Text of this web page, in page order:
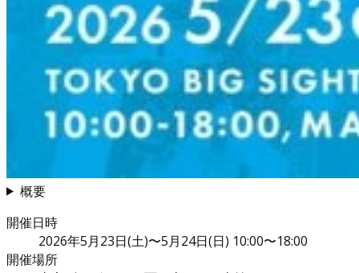
概要
開催日時
2026年5月23日(土)〜5月24日(日) 10:00〜18:00
開催場所